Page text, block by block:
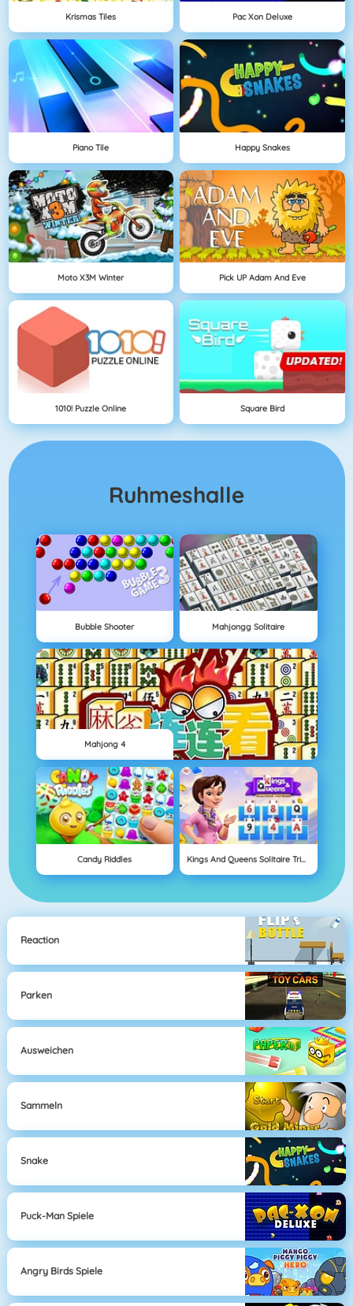
Krismas Tiles Pac Xon Deluxe
Piano Tile Happy Snakes
Moto X3M Winter Pick UP Adam And Eve
1010! Puzzle Online Square Bird
Ruhmeshalle
Bubble Shooter Mahjongg Solitaire
Mahjong 4
Candy Riddles Kings And Queens Solitaire Tripeaks
Reaction
Parken
Ausweichen
Sammeln
Snake
Puck-Man Spiele
Angry Birds Spiele